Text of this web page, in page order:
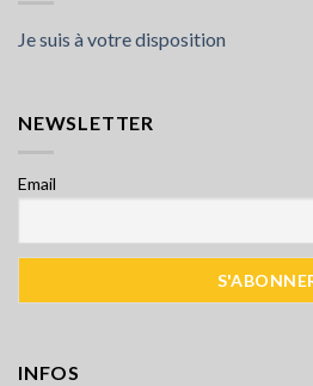
Je suis à votre disposition
NEWSLETTER
Email
INFOS